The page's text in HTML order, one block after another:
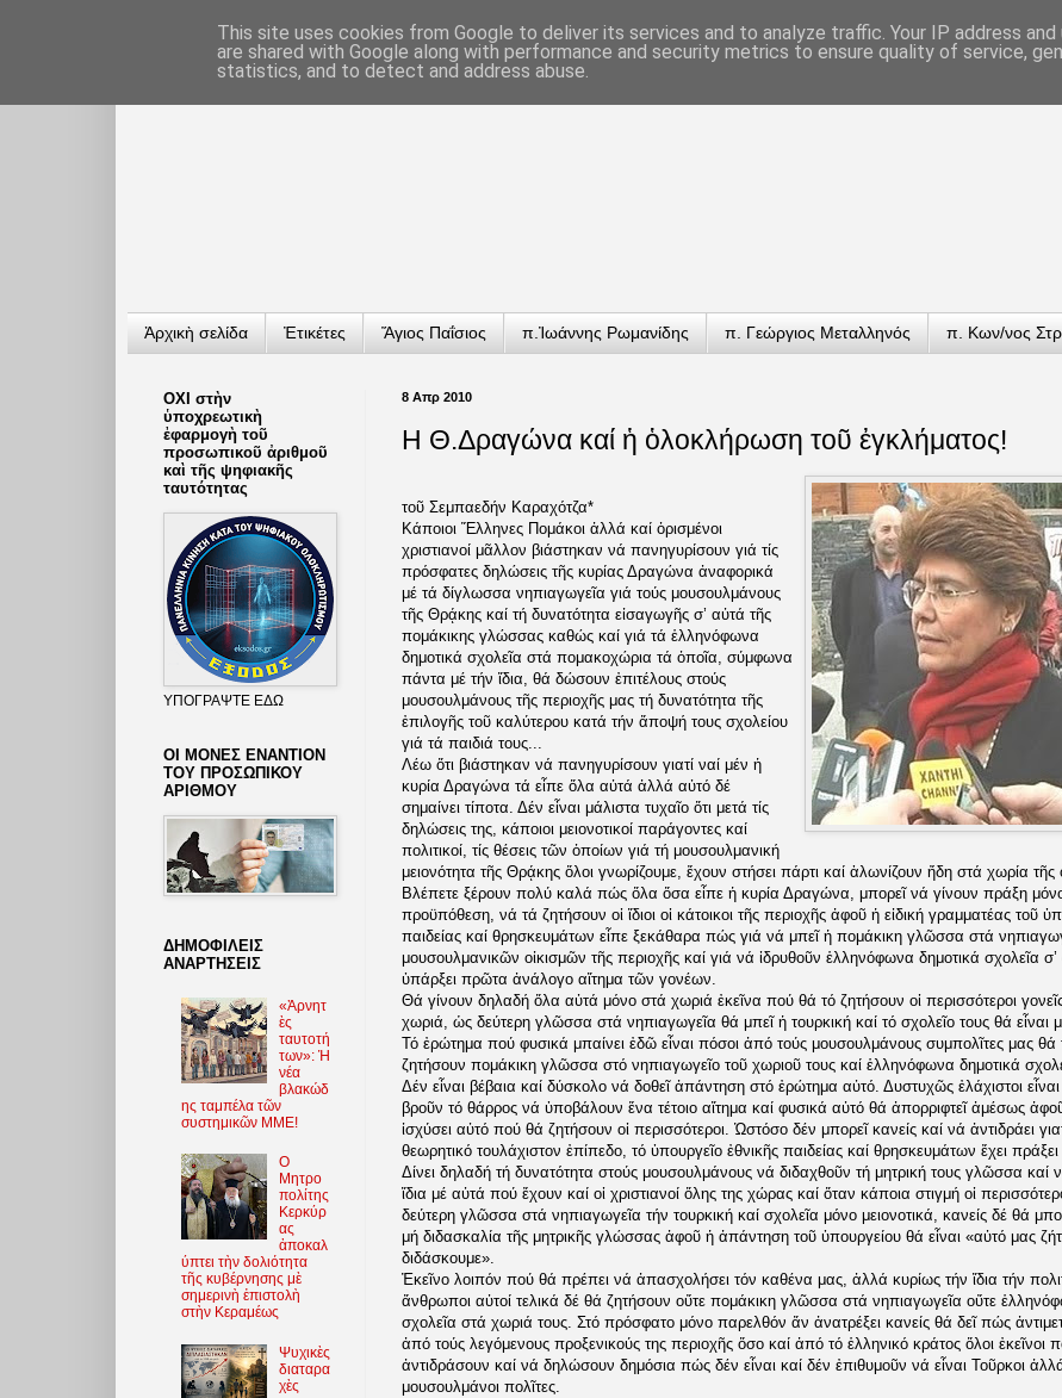
Ἀρχικὴ σελίδα Ἐτικέτες Ἅγιος Παΐσιος π.Ἰωάννης Ρωμανίδης π. Γεώργιος Μεταλληνός π. Κων/νος
8 Απρ 2010
Η Θ.Δραγώνα καί ἡ ὁλοκλήρωση τοῦ ἐγκλήματος!
τοῦ Σεμπαεδήν Καραχότζα*
Κάποιοι Ἕλληνες Πομάκοι ἀλλά καί ὁρισμένοι
χριστιανοί μᾶλλον βιάστηκαν νά πανηγυρίσουν γιά τίς
πρόσφατες δηλώσεις τῆς κυρίας Δραγώνα ἀναφορικά
μέ τά δίγλωσσα νηπιαγωγεῖα γιά τούς μουσουλμάνους
τῆς Θρᾴκης καί τή δυνατότητα εἰσαγωγῆς σ’ αὐτά τῆς
πομάκικης γλώσσας καθώς καί γιά τά ἑλληνόφωνα
δημοτικά σχολεῖα στά πομακοχώρια τά ὁποῖα, σύμφωνα
πάντα μέ τήν ἴδια, θά δώσουν ἐπιτέλους στούς
μουσουλμάνους τῆς περιοχῆς μας τή δυνατότητα τῆς
ἐπιλογῆς τοῦ καλύτερου κατά τήν ἄποψή τους σχολείου
γιά τά παιδιά τους...
Λέω ὅτι βιάστηκαν νά πανηγυρίσουν γιατί ναί μέν ἡ
κυρία Δραγώνα τά εἶπε ὅλα αὐτά ἀλλά αὐτό δέ
σημαίνει τίποτα. Δέν εἶναι μάλιστα τυχαῖο ὅτι μετά τίς
δηλώσεις της, κάποιοι μειονοτικοί παράγοντες καί
πολιτικοί, τίς θέσεις τῶν ὁποίων γιά τή μουσουλμανική
μειονότητα τῆς Θρᾴκης ὅλοι γνωρίζουμε, ἔχουν στήσει πάρτι καί ἁλωνίζουν ἤδη στά χωρία τῆς
Βλέπετε ξέρουν πολύ καλά πώς ὅλα ὅσα εἶπε ἡ κυρία Δραγώνα, μπορεῖ νά γίνουν πράξη
προϋπόθεση, νά τά ζητήσουν οἱ ἴδιοι οἱ κάτοικοι τῆς περιοχῆς ἀφοῦ ἡ εἰδική γραμματέας τοῦ
παιδείας καί θρησκευμάτων εἶπε ξεκάθαρα πώς γιά νά μπεῖ ἡ πομάκικη γλῶσσα στά
μουσουλμανικῶν οἰκισμῶν τῆς περιοχῆς καί γιά νά ἱδρυθοῦν ἑλληνόφωνα δημοτικά σχολεῖα
ὑπάρξει πρῶτα ἀνάλογο αἴτημα τῶν γονέων.
Θά γίνουν δηλαδή ὅλα αὐτά μόνο στά χωριά ἐκεῖνα πού θά τό ζητήσουν οἱ περισσότεροι
χωριά, ὡς δεύτερη γλῶσσα στά νηπιαγωγεῖα θά μπεῖ ἡ τουρκική καί τό σχολεῖο τους θά εἶναι
Τό ἐρώτημα πού φυσικά μπαίνει ἐδῶ εἶναι πόσοι ἀπό τούς μουσουλμάνους συμπολῖτες μας
ζητήσουν πομάκικη γλῶσσα στό νηπιαγωγεῖο τοῦ χωριοῦ τους καί ἑλληνόφωνα δημοτικά
Δέν εἶναι βέβαια καί δύσκολο νά δοθεῖ ἀπάντηση στό ἐρώτημα αὐτό. Δυστυχῶς ἐλάχιστοι εἶναι
βροῦν τό θάρρος νά ὑποβάλουν ἕνα τέτοιο αἴτημα καί φυσικά αὐτό θά ἀπορριφτεῖ ἀμέσως
ἰσχύσει αὐτό πού θά ζητήσουν οἱ περισσότεροι. Ὡστόσο δέν μπορεῖ κανείς καί νά ἀντιδράει
θεωρητικό τουλάχιστον ἐπίπεδο, τό ὑπουργεῖο ἐθνικῆς παιδείας καί θρησκευμάτων ἔχει
Δίνει δηλαδή τή δυνατότητα στούς μουσουλμάνους νά διδαχθοῦν τή μητρική τους γλῶσσα καί
ἴδια μέ αὐτά πού ἔχουν καί οἱ χριστιανοί ὅλης της χώρας καί ὅταν κάποια στιγμή οἱ
δεύτερη γλῶσσα στά νηπιαγωγεῖα τήν τουρκική καί σχολεῖα μόνο μειονοτικά, κανείς δέ θά
μή διδασκαλία τῆς μητρικῆς γλώσσας ἀφοῦ ἡ ἀπάντηση τοῦ ὑπουργείου θά εἶναι «αὐτό μας
διδάσκουμε».
Ἐκεῖνο λοιπόν πού θά πρέπει νά ἀπασχολήσει τόν καθένα μας, ἀλλά κυρίως τήν ἴδια τήν
ἄνθρωποι αὐτοί τελικά δέ θά ζητήσουν οὔτε πομάκικη γλῶσσα στά νηπιαγωγεῖα οὔτε
σχολεῖα στά χωριά τους. Στό πρόσφατο μόνο παρελθόν ἄν ἀνατρέξει κανείς θά δεῖ πώς
ἀπό τούς λεγόμενους προξενικούς της περιοχῆς ὅσο καί ἀπό τό ἑλληνικό κράτος ὅλοι ἐκεῖνοι
ἀντιδράσουν καί νά δηλώσουν δημόσια πώς δέν εἶναι καί δέν ἐπιθυμοῦν νά εἶναι Τοῦρκοι
μουσουλμάνοι πολῖτες.
ΟΧΙ στὴν
ὑποχρεωτικὴ
ἐφαρμογὴ τοῦ
προσωπικοῦ ἀριθμοῦ
καὶ τῆς ψηφιακῆς
ταυτότητας
ΥΠΟΓΡΑΨΤΕ ΕΔΩ
ΟΙ ΜΟΝΕΣ ΕΝΑΝΤΙΟΝ
ΤΟΥ ΠΡΟΣΩΠΙΚΟΥ
ΑΡΙΘΜΟΥ
ΔΗΜΟΦΙΛΕΙΣ
ΑΝΑΡΤΗΣΕΙΣ
«Ἀρνητ
ὲς
ταυτοτή
των»: Ἡ
νέα
βλακώδ
ης ταμπέλα τῶν
συστημικῶν ΜΜΕ!
O
Μητρο
πολίτης
Κερκύρ
ας
ἀποκαλ
ύπτει τὴν δολιότητα
τῆς κυβέρνησης μὲ
σημερινὴ ἐπιστολὴ
στὴν Κεραμέως
Ψυχικὲς
διαταρα
χὲς
This site uses cookies from Google to deliver its services and to analyze traffic. Your IP address and
are shared with Google along with performance and security metrics to ensure quality of service,
statistics, and to detect and address abuse.